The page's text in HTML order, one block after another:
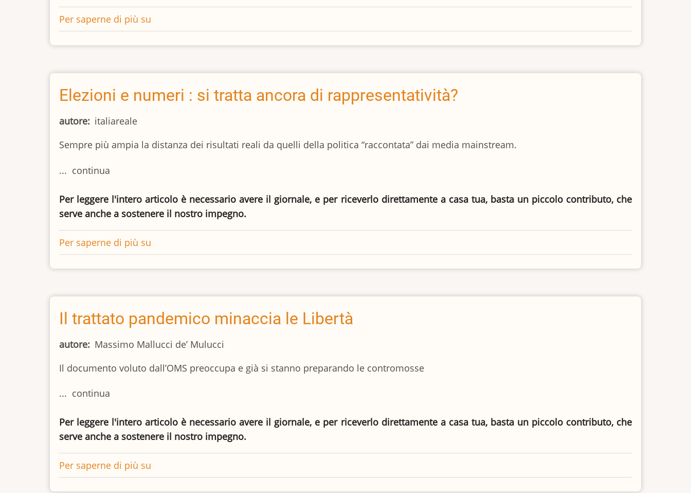
Per saperne di più su
modello
Genova
e
disaffeziona
Elezioni e numeri : si tratta ancora di rappresentatività?
autore
italiareale
Sempre più ampia la distanza dei risultati reali da quelli della politica “raccontata” dai media mainstream.
... continua
Per leggere l'intero articolo è necessario avere il giornale, e per riceverlo direttamente a casa tua, basta un piccolo contributo, che
serve anche a sostenere il nostro impegno.
Per saperne di più su
e
numeri
si
tratta
di
Il trattato pandemico minaccia le Libertà
autore
Massimo Mallucci de’ Mulucci
Il documento voluto dall’OMS preoccupa e già si stanno preparando le contromosse
... continua
Per leggere l'intero articolo è necessario avere il giornale, e per riceverlo direttamente a casa tua, basta un piccolo contributo, che
serve anche a sostenere il nostro impegno.
Per saperne di più su
trattato